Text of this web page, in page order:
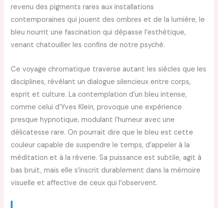
revenu des pigments rares aux installations
contemporaines qui jouent des ombres et de la lumière, le
bleu nourrit une fascination qui dépasse l’esthétique,
venant chatouiller les confins de notre psyché.
Ce voyage chromatique traverse autant les siècles que les
disciplines, révélant un dialogue silencieux entre corps,
esprit et culture. La contemplation d’un bleu intense,
comme celui d’Yves Klein, provoque une expérience
presque hypnotique, modulant l’humeur avec une
délicatesse rare. On pourrait dire que le bleu est cette
couleur capable de suspendre le temps, d’appeler à la
méditation et à la rêverie. Sa puissance est subtile, agit à
bas bruit, mais elle s’inscrit durablement dans la mémoire
visuelle et affective de ceux qui l’observent.